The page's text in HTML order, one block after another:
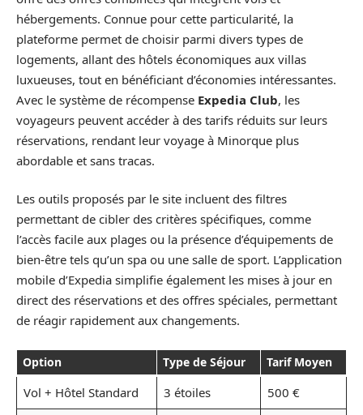
hébergements. Connue pour cette particularité, la
plateforme permet de choisir parmi divers types de
logements, allant des hôtels économiques aux villas
luxueuses, tout en bénéficiant d’économies intéressantes.
Avec le système de récompense Expedia Club, les
voyageurs peuvent accéder à des tarifs réduits sur leurs
réservations, rendant leur voyage à Minorque plus
abordable et sans tracas.
Les outils proposés par le site incluent des filtres
permettant de cibler des critères spécifiques, comme
l’accès facile aux plages ou la présence d’équipements de
bien-être tels qu’un spa ou une salle de sport. L’application
mobile d’Expedia simplifie également les mises à jour en
direct des réservations et des offres spéciales, permettant
de réagir rapidement aux changements.
Option Type de Séjour Tarif Moyen
Vol + Hôtel Standard 3 étoiles
500 €